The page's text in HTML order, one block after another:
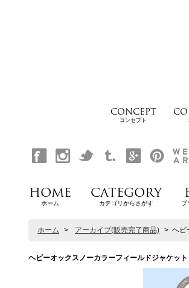
CONCEPT
コンセプト
HOME
ホーム
CATEGORY
カテゴリからさがす ブ
ホーム > アーカイブ(販売完了商品) > ヘビ
ヘビーオックスノーカラーフィールドジャケッ